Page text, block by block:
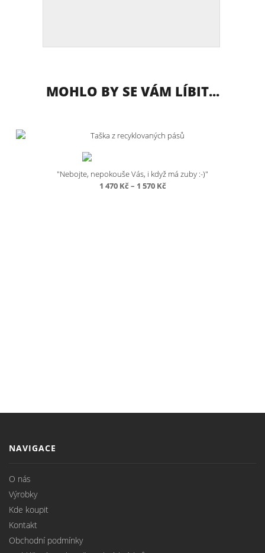
MOHLO BY SE VÁM LÍBIT...
"Nebojte, nepokouše Vás, i když má zuby :-)"
1 470 Kč– 1 570 KčRozpětí
NAVIGACE
O nás
Výrobky
Kde koupit
Kontakt
Obchodní podmínky